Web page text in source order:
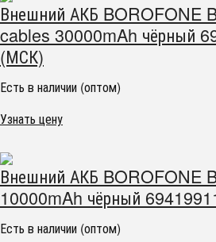
Внешний АКБ BOROFONE
cables 30000mAh чёрный
(МСК)
Есть в наличии (оптом)
Узнать цену
Внешний АКБ BOROFONE
10000mAh чёрный
Есть в наличии (оптом)